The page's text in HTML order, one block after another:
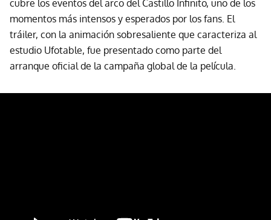
cubre los eventos del arco del Castillo Infinito, uno de los
momentos más intensos y esperados por los fans. El
tráiler, con la animación sobresaliente que caracteriza al
estudio Ufotable, fue presentado como parte del
arranque oficial de la campaña global de la película.